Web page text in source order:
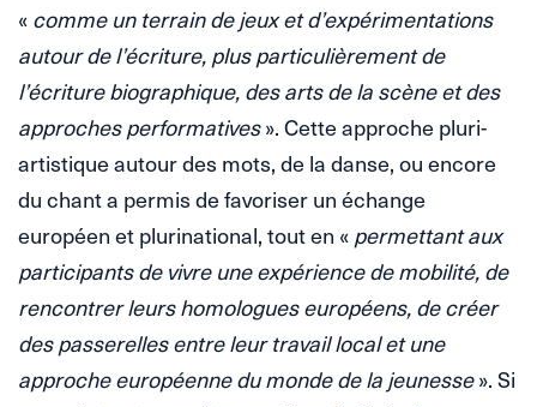
«comme un terrain de jeux et d’expérimentations
autour de l’écriture, plus particulièrement de
l’écriture biographique, des arts de la scène et des
approches performatives». Cette approche pluri-
artistique autour des mots, de la danse, ou encore
du chant a permis de favoriser un échange
européen et plurinational, tout en «permettant aux
participants de vivre une expérience de mobilité, de
rencontrer leurs homologues européens, de créer
des passerelles entre leur travail local et une
approche européenne du monde de la jeunesse». Si